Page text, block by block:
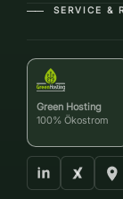
―― SERVICE &
Green Hosting
100% Ökostrom